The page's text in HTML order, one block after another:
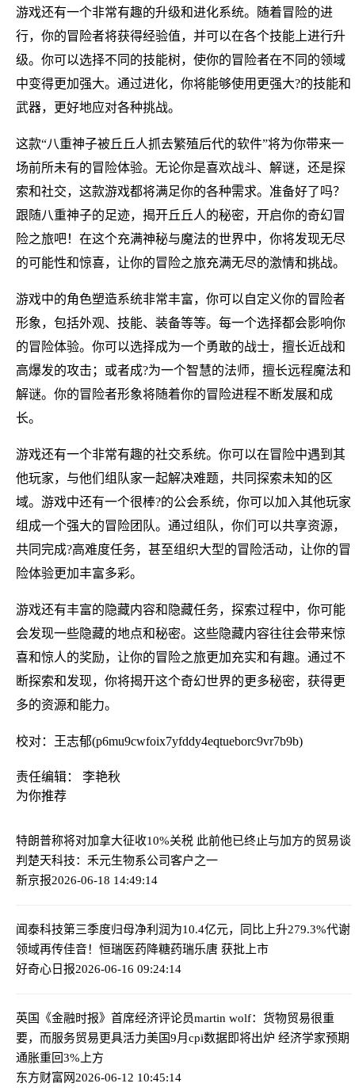
游戏还有一个非常有趣的升级和进化系统。随着冒险的进
行，你的冒险者将获得经验值，并可以在各个技能上进行升
级。你可以选择不同的技能树，使你的冒险者在不同的领域
中变得更加强大。通过进化，你将能够使用更强大?的技能和
武器，更好地应对各种挑战。
这款“八重神子被丘丘人抓去繁殖后代的软件”将为你带来一
场前所未有的冒险体验。无论你是喜欢战斗、解谜，还是探
索和社交，这款游戏都将满足你的各种需求。准备好了吗？
跟随八重神子的足迹，揭开丘丘人的秘密，开启你的奇幻冒
险之旅吧！在这个充满神秘与魔法的世界中，你将发现无尽
的可能性和惊喜，让你的冒险之旅充满无尽的激情和挑战。
游戏中的角色塑造系统非常丰富，你可以自定义你的冒险者
形象，包括外观、技能、装备等等。每一个选择都会影响你
的冒险体验。你可以选择成为一个勇敢的战士，擅长近战和
高爆发的攻击；或者成?为一个智慧的法师，擅长远程魔法和
解谜。你的冒险者形象将随着你的冒险进程不断发展和成
长。
游戏还有一个非常有趣的社交系统。你可以在冒险中遇到其
他玩家，与他们组队家一起解决难题，共同探索未知的区
域。游戏中还有一个很棒?的公会系统，你可以加入其他玩家
组成一个强大的冒险团队。通过组队，你们可以共享资源，
共同完成?高难度任务，甚至组织大型的冒险活动，让你的冒
险体验更加丰富多彩。
游戏还有丰富的隐藏内容和隐藏任务，探索过程中，你可能
会发现一些隐藏的地点和秘密。这些隐藏内容往往会带来惊
喜和惊人的奖励，让你的冒险之旅更加充实和有趣。通过不
断探索和发现，你将揭开这个奇幻世界的更多秘密，获得更
多的资源和能力。
校对：王志郁(p6mu9cwfoix7yfddy4eqtueborc9vr7b9b)
责任编辑： 李艳秋
为你推荐
特朗普称将对加拿大征收10%关税 此前他已终止与加方的贸易谈
判 楚天科技：禾元生物系公司客户之一
新京报2026-06-18 14:49:14
闻泰科技第三季度归母净利润为10.4亿元，同比上升279.3%代谢
领域再传佳音！恒瑞医药降糖药瑞乐唐 获批上市
好奇心日报2026-06-16 09:24:14
英国《金融时报》首席经济评论员martin wolf：货物贸易很重
要，而服务贸易更具活力美国9月cpi数据即将出炉 经济学家预期
通胀重回3%上方
东方财富网2026-06-12 10:45:14